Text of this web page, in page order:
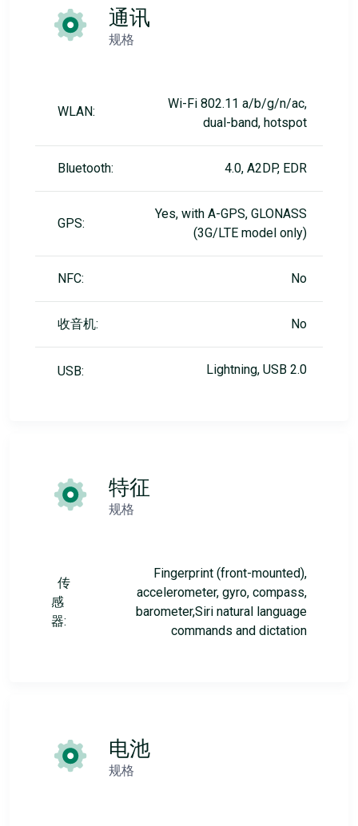
通讯
规格
WLAN:
Wi-Fi 802.11 a/b/g/n/ac,
dual-band, hotspot
Bluetooth: 4.0, A2DP, EDR
GPS:
Yes, with A-GPS, GLONASS
(3G/LTE model only)
NFC: No
收音机: No
USB: Lightning, USB 2.0
特征
规格
传
感
器:
Fingerprint (front-mounted),
accelerometer, gyro, compass,
barometer,Siri natural language
commands and dictation
电池
规格